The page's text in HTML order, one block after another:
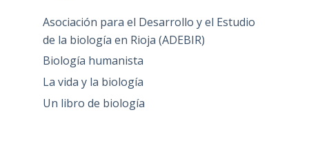
Asociación para el Desarrollo y el Estudio
de la biología en Rioja (ADEBIR)
Biología humanista
La vida y la biología
Un libro de biología